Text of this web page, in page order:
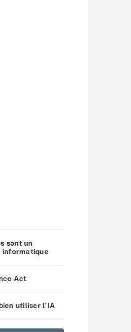
sont un
informatique
Act
utiliser l’IA